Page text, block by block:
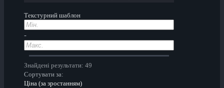
Текстурний шаблон
-
Знайдені результати: 49
Сортувати за:
Ціна (за зростанням)